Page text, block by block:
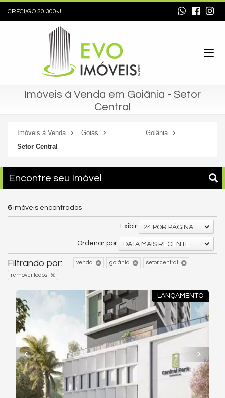
CRECI/GO 20.300-J
Imóveis à Venda em Goiânia - Setor
Central
Imóveis à Venda Goiás
Goiânia
Setor Central
Encontre seu Imóvel
6imóveis encontrados
Exibir 24 POR PÁGINA
Ordenar por DATA MAIS RECENTE
Filtrando por: venda goiânia setor central
remover todos
LANÇAMENTO